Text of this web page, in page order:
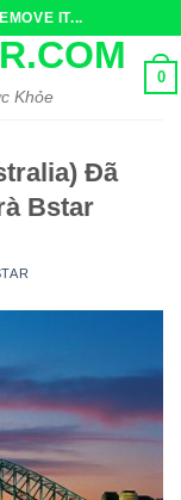
IT...
Khỏe
0
Đã
Bstar